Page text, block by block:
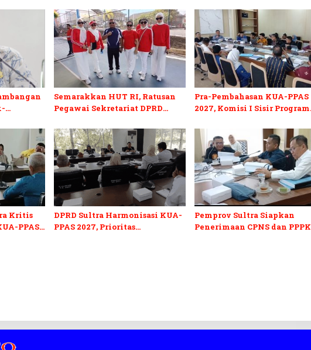
Semarakkan HUT RI, Ratusan
Pegawai Sekretariat DPRD
Pra-Pembahasan KUA-PPAS
2027, Komisi I Sisir Program
Kritis
PPAS
DPRD Sultra Harmonisasi KUA-
PPAS 2027, Prioritas
Pemprov Sultra Siapkan
Penerimaan CPNS dan PPPK